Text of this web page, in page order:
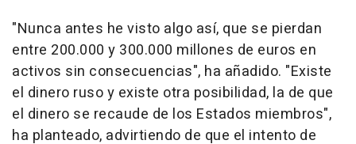
"Nunca antes he visto algo así, que se pierdan
entre 200.000 y 300.000 millones de euros en
activos sin consecuencias", ha añadido. "Existe
el dinero ruso y existe otra posibilidad, la de que
el dinero se recaude de los Estados miembros",
ha planteado, advirtiendo de que el intento de